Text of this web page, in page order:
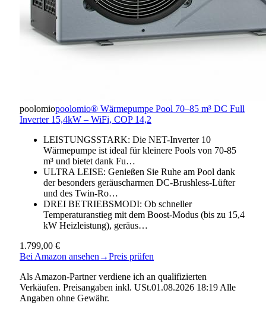
poolomiopoolomio® Wärmepumpe Pool 70–85 m³ DC Full
Inverter 15,4kW – WiFi, COP 14,2
LEISTUNGSSTARK: Die NET-Inverter 10
Wärmepumpe ist ideal für kleinere Pools von 70-85
m³ und bietet dank Fu…
ULTRA LEISE: Genießen Sie Ruhe am Pool dank
der besonders geräuscharmen DC-Brushless-Lüfter
und des Twin-Ro…
DREI BETRIEBSMODI: Ob schneller
Temperaturanstieg mit dem Boost-Modus (bis zu 15,4
kW Heizleistung), geräus…
1.799,00 €
Bei Amazon ansehen →Preis prüfen
Als Amazon-Partner verdiene ich an qualifizierten
Verkäufen. Preisangaben inkl. USt.01.08.2026 18:19 Alle
Angaben ohne Gewähr.